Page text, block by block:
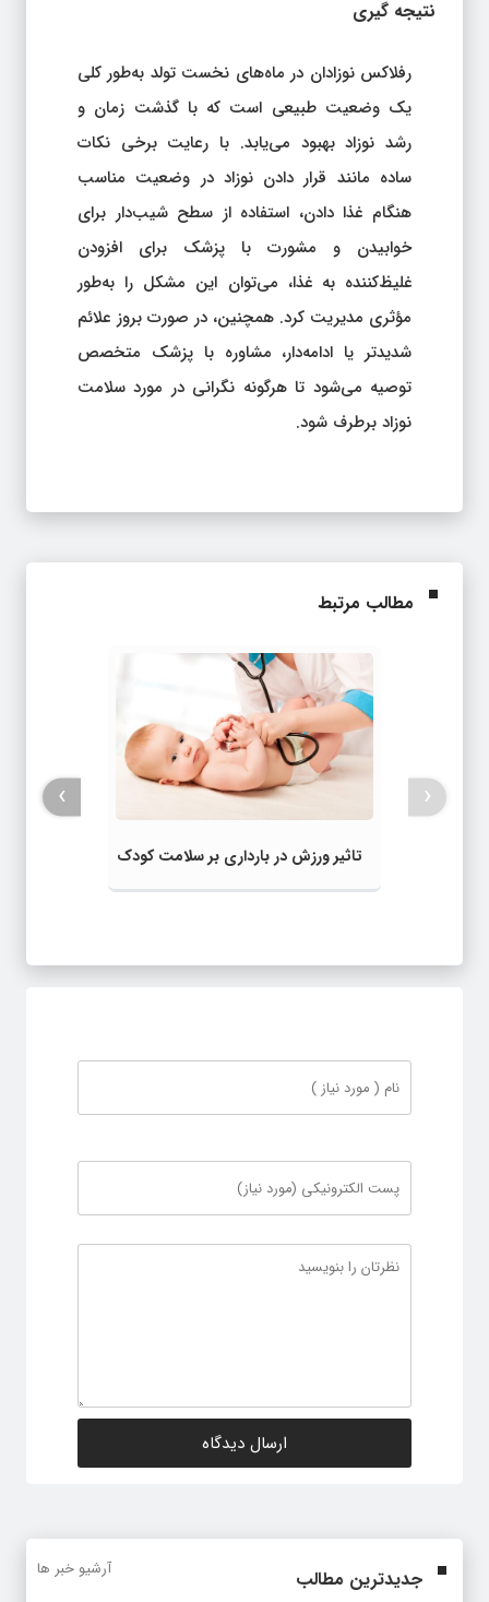
نتیجه‌ گیری
رفلاکس نوزادان در ماه‌های نخست تولد به‌طور کلی
یک وضعیت طبیعی است که با گذشت زمان و
رشد نوزاد بهبود می‌یابد. با رعایت برخی نکات
ساده مانند قرار دادن نوزاد در وضعیت مناسب
هنگام غذا دادن، استفاده از سطح شیب‌دار برای
خوابیدن و مشورت با پزشک برای افزودن
غلیظ‌کننده به غذا، می‌توان این مشکل را به‌طور
مؤثری مدیریت کرد. همچنین، در صورت بروز علائم
شدیدتر یا ادامه‌دار، مشاوره با پزشک متخصص
توصیه می‌شود تا هرگونه نگرانی در مورد سلامت
نوزاد برطرف شود.
مطالب مرتبط
تاثیر ورزش در بارداری بر سلامت کودک
‹
›
جدیدترین مطالب آرشیو خبر ها